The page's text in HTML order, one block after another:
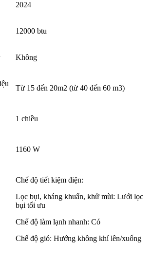
2024
12000 btu
Không
Từ 15 đến 20m2 (từ 40 đến 60 m3)
1 chiều
1160 W
Chế độ tiết kiệm điện:
Lọc bụi, kháng khuẩn, khử mùi: Lưới lọc
bụi tối ưu
Chế độ làm lạnh nhanh: Có
Chế độ gió: Hướng không khí lên/xuống